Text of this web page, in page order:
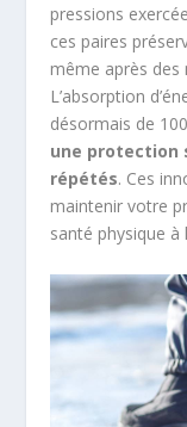
pressions
ces paires
même après des
L’absorption
désormais de
une protection
répétés. Ces
maintenir votre
santé physique à